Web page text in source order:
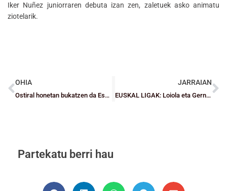
Iker Nuñez juniorraren debuta izan zen, zaletuek asko animatu
ziotelarik.
OHIA
Ostiral honetan bukatzen da Eskola Laguntzaile bezala izena emateko epea. Adi baieztapenari
JARRAIAN
EUSKAL LIGAK: Loiola eta Gernika nagusi Emakumezko Juniorretan eta garaipenik ez Kadeetan
Partekatu berri hau